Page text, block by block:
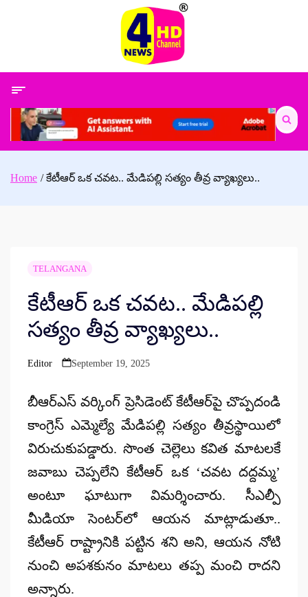
Search
for:
Home కేటీఆర్ ఒక చవట.. మేడిపల్లి సత్యం తీవ్ర వ్యాఖ్యలు..
TELANGANA
కేటీఆర్ ఒక చవట.. మేడిపల్లి
సత్యం తీవ్ర వ్యాఖ్యలు..
Posted
Editor September 19, 2025
బీఆర్ఎస్ వర్కింగ్ ప్రెసిడెంట్ కేటీఆర్‌పై చొప్పదండి
కాంగ్రెస్ ఎమ్మెల్యే మేడిపల్లి సత్యం తీవ్రస్థాయిలో
విరుచుకుపడ్డారు. సొంత చెల్లెలు కవిత మాటలకే
జవాబు చెప్పలేని కేటీఆర్ ఒక ‘చవట దద్దమ్మ’
అంటూ ఘాటుగా విమర్శించారు. సీఎల్పీ
మీడియా సెంటర్‌లో ఆయన మాట్లాడుతూ..
కేటీఆర్ రాష్ట్రానికి పట్టిన శని అని, ఆయన నోటి
నుంచి అపశకునం మాటలు తప్ప మంచి రాదని
అన్నారు.